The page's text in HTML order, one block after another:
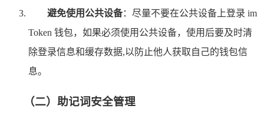
避免使用公共设备：尽量不要在公共设备上登录 im
Token 钱包，如果必须使用公共设备，使用后要及时清
除登录信息和缓存数据,以防止他人获取自己的钱包信
息。
（二）助记词安全管理